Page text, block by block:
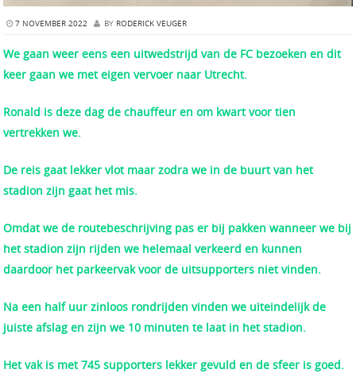
7 NOVEMBER 2022 BY RODERICK VEUGER
We gaan weer eens een uitwedstrijd van de FC bezoeken en dit
keer gaan we met eigen vervoer naar Utrecht.
Ronald is deze dag de chauffeur en om kwart voor tien
vertrekken we.
De reis gaat lekker vlot maar zodra we in de buurt van het
stadion zijn gaat het mis.
Omdat we de routebeschrijving pas er bij pakken wanneer we bij
het stadion zijn rijden we helemaal verkeerd en kunnen
daardoor het parkeervak voor de uitsupporters niet vinden.
Na een half uur zinloos rondrijden vinden we uiteindelijk de
juiste afslag en zijn we 10 minuten te laat in het stadion.
Het vak is met 745 supporters lekker gevuld en de sfeer is goed.